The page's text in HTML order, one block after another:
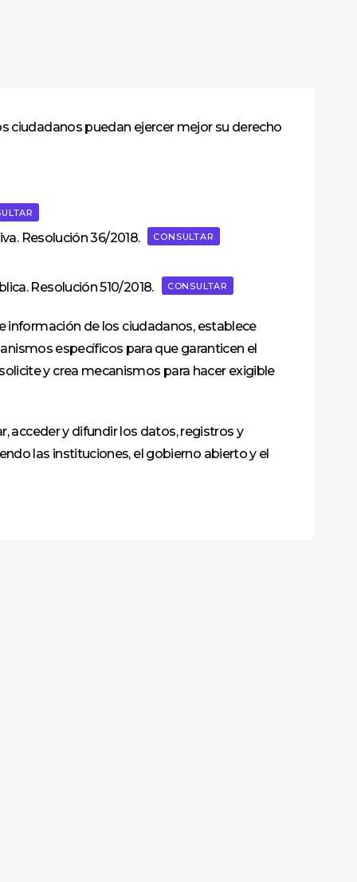
ciudadanos puedan ejercer mejor su derecho
Resolución 36/2018. CONSULTAR
Resolución 510/2018. CONSULTAR
información de los ciudadanos, establece
específicos para que garanticen el
y crea mecanismos para hacer exigible
acceder y difundir los datos, registros y
las instituciones, el gobierno abierto y el